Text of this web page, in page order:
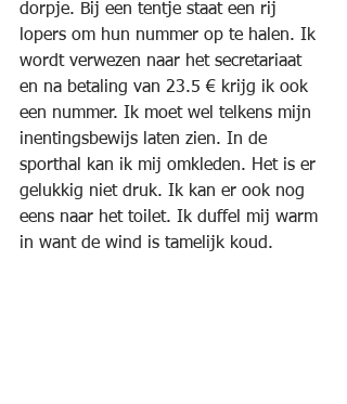
dorpje. Bij een tentje staat een rij
lopers om hun nummer op te halen. Ik
wordt verwezen naar het secretariaat
en na betaling van 23.5 € krijg ik ook
een nummer. Ik moet wel telkens mijn
inentingsbewijs laten zien. In de
sporthal kan ik mij omkleden. Het is er
gelukkig niet druk. Ik kan er ook nog
eens naar het toilet. Ik duffel mij warm
in want de wind is tamelijk koud.